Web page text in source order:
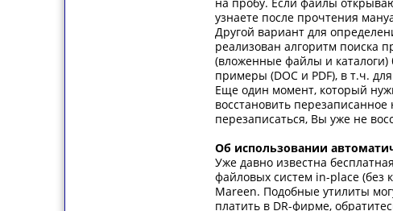
узнаете после прочтения
Другой вариант для
реализован алгоритм поиска
(вложенные файлы и каталоги)
примеры (DOC и PDF), в т.ч.
Еще один момент, который
восстановить
перезаписаться, Вы уже не
Об использовании
Уже давно известна
файловых систем in-place (без
Mareen. Подобные утилиты
платить в DR-фирме,